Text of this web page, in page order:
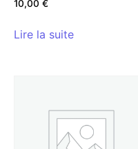
10,00 €
Lire la suite